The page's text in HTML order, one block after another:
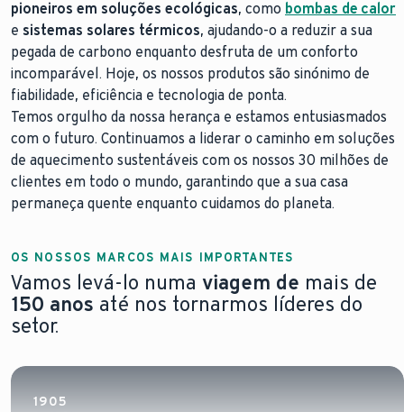
pioneiros em soluções ecológicas, como bombas de calor
e sistemas solares térmicos, ajudando-o a reduzir a sua
pegada de carbono enquanto desfruta de um conforto
incomparável. Hoje, os nossos produtos são sinónimo de
fiabilidade, eficiência e tecnologia de ponta.
Temos orgulho da nossa herança e estamos entusiasmados
com o futuro. Continuamos a liderar o caminho em soluções
de aquecimento sustentáveis com os nossos 30 milhões de
clientes em todo o mundo, garantindo que a sua casa
permaneça quente enquanto cuidamos do planeta.
OS NOSSOS MARCOS MAIS IMPORTANTES
Vamos levá-lo numa viagem de mais de
150 anos até nos tornarmos líderes do
setor.
1905
1905
1960
1995
1997
2006
2019